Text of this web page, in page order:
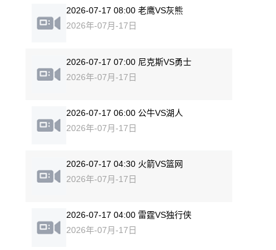
2026-07-17 08:00 老鹰VS灰熊
2026年-07月-17日
2026-07-17 07:00 尼克斯VS勇士
2026年-07月-17日
2026-07-17 06:00 公牛VS湖人
2026年-07月-17日
2026-07-17 04:30 火箭VS篮网
2026年-07月-17日
2026-07-17 04:00 雷霆VS独行侠
2026年-07月-17日